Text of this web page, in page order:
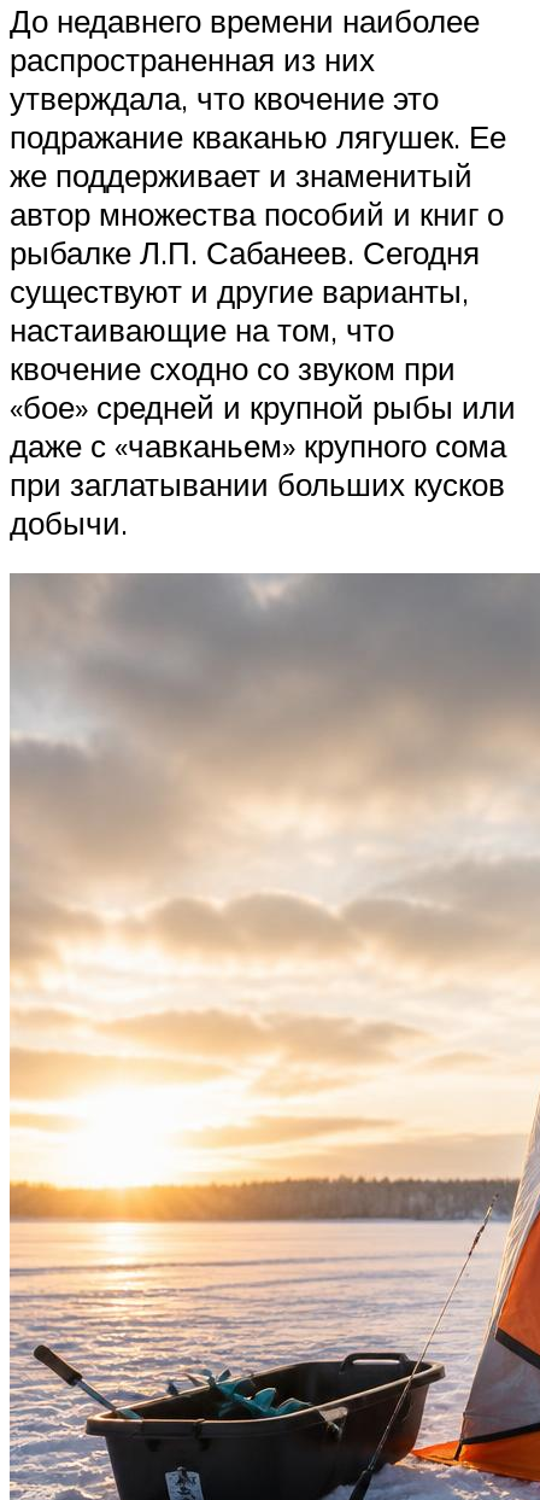
До недавнего времени наиболее
распространенная из них
утверждала, что квочение это
подражание кваканью лягушек. Ее
же поддерживает и знаменитый
автор множества пособий и книг о
рыбалке Л.П. Сабанеев. Сегодня
существуют и другие варианты,
настаивающие на том, что
квочение сходно со звуком при
«бое» средней и крупной рыбы или
даже с «чавканьем» крупного сома
при заглатывании больших кусков
добычи.